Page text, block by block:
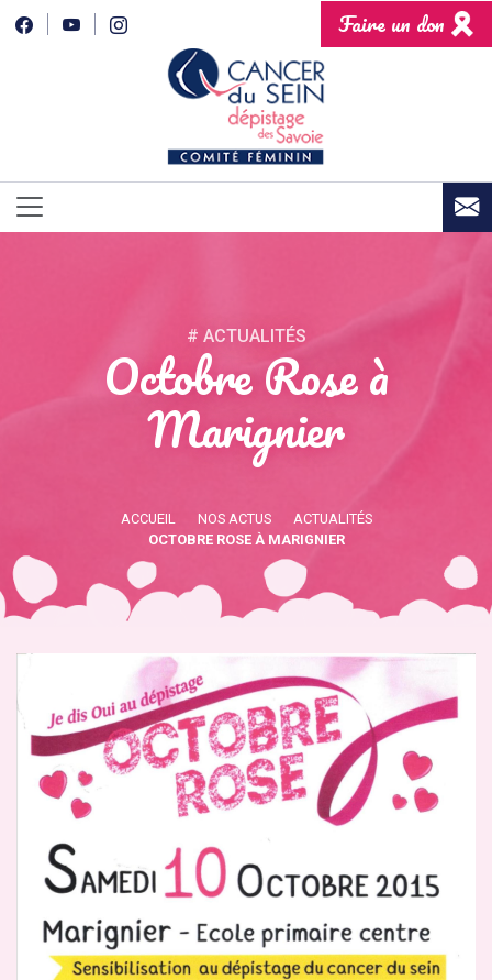
Faire un don
# ACTUALITÉS
Octobre Rose à
Marignier
ACCUEIL NOS ACTUS
ACTUALITÉS
OCTOBRE ROSE À MARIGNIER